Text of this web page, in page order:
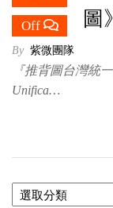
Off
圖
By 紫微團隊
『推背圖台灣統
Unifica…